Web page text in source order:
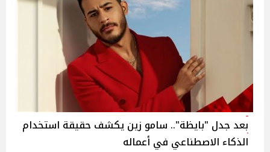
بعد جدل "بايظة".. سامو زين يكشف حقيقة استخدام
الذكاء الاصطناعي في أعماله